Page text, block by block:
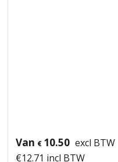
Van € 10.50 excl BTW
€12.71 incl BTW